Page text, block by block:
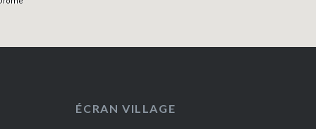
ÉCRAN VILLAGE